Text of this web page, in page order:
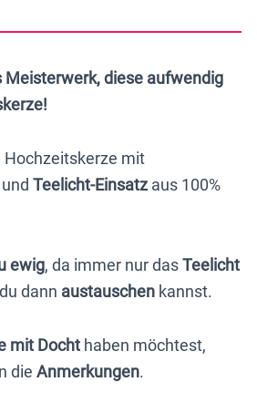
Meisterwerk, diese aufwendig
Hochzeitskerze mit
Teelicht-Einsatz aus 100%
ewig, da immer nur dasTeelicht
dann austauschen kannst.
mit Docht haben möchtest,
die Anmerkungen.